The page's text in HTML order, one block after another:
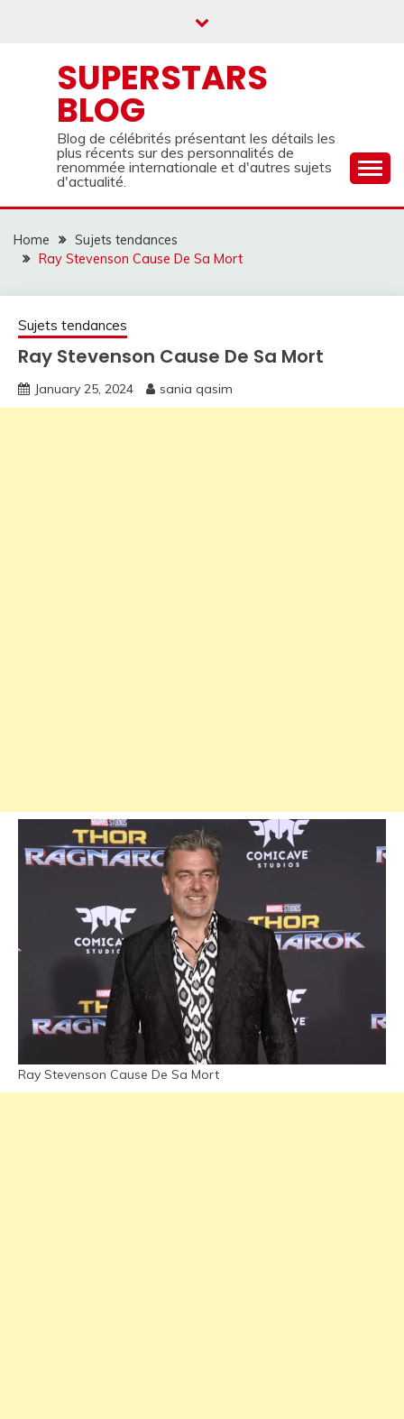
SUPERSTARS
BLOG
Blog de célébrités présentant les détails les
plus récents sur des personnalités de
renommée internationale et d'autres sujets
d'actualité.
Home
Sujets tendances
Ray Stevenson Cause De Sa Mort
Sujets tendances
Ray Stevenson Cause De Sa Mort
January 25, 2024 sania qasim
Ray Stevenson Cause De Sa Mort